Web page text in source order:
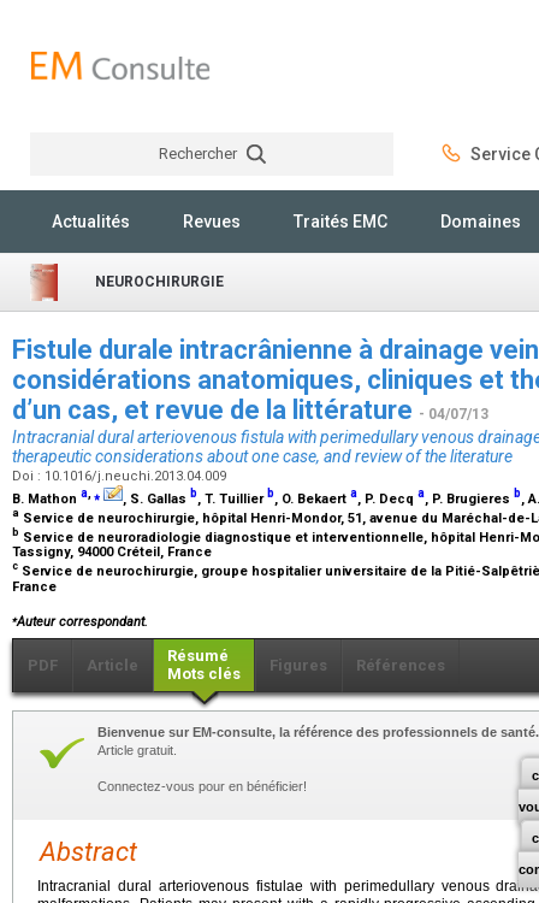
Rechercher Service
Actualités Revues Traités EMC Domaines
NEUROCHIRURGIE
Fistule durale intracrânienne à drainage
considérations anatomiques, cliniques et
d’un cas, et revue de la littérature - 04/07/13
Intracranial dural arteriovenous fistula with perimedullary venous
therapeutic considerations about one case, and review of the literature
Doi : 10.1016/j.neuchi.2013.04.009
B. Mathon a,⁎ , S. Gallas b, T. Tuillier b, O. Bekaert a, P. Decq a, P. Brugieres b,
a Service de neurochirurgie, hôpital Henri-Mondor, 51, avenue du Maréchal-de-
b Service de neuroradiologie diagnostique et interventionnelle, hôpital Henri-
Tassigny, 94000 Créteil, France
c Service de neurochirurgie, groupe hospitalier universitaire de la Pitié-
France
⁎Auteur correspondant.
PDF Article
Résumé
Mots clés
Figures Références
Bienvenue sur EM-consulte, la référence des professionnels de santé.
Article gratuit.
Connectez-vous pour en bénéficier!
Abstract
Intracranial dural arteriovenous fistulae with perimedullary venous